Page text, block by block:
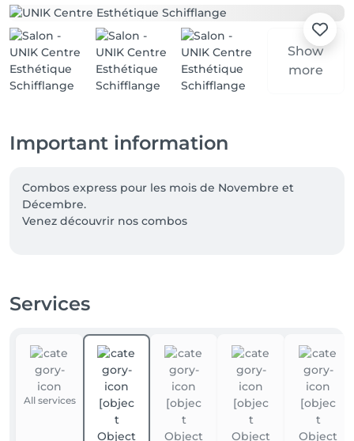
Show
more
Important information
Combos express pour les mois de Novembre et
Décembre.
Venez découvrir nos combos
Services
All services